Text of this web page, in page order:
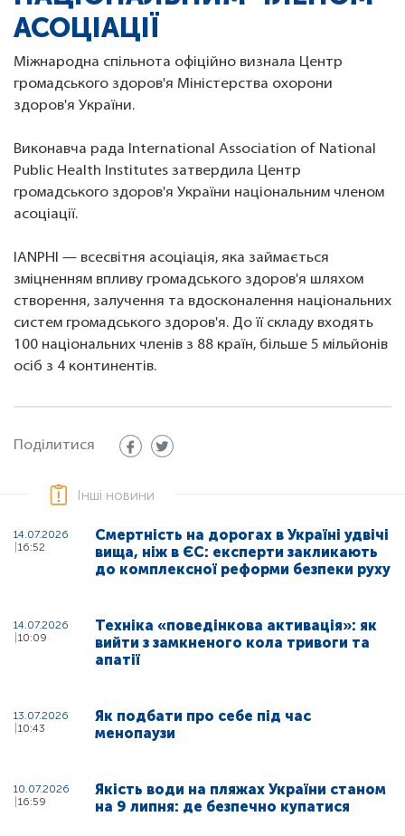
АСОЦІАЦІЇ
Міжнародна спільнота офіційно визнала Центр
громадського здоров'я Міністерства охорони
здоров'я України.
Виконавча рада International Association of National
Public Health Institutes затвердила Центр
громадського здоров'я України національним членом
асоціації.
IANPHI — всесвітня асоціація, яка займається
зміцненням впливу громадського здоров'я шляхом
створення, залучення та вдосконалення національних
систем громадського здоров'я. До її складу входять
100 національних членів з 88 країн, більше 5 мільйонів
осіб з 4 континентів.
Поділитися
Інші новини
14.07.2026
16:52
Смертність на дорогах в Україні удвічі
вища, ніж в ЄС: експерти закликають
до комплексної реформи безпеки руху
14.07.2026
10:09
Техніка «поведінкова активація»: як
вийти з замкненого кола тривоги та
апатії
13.07.2026
10:43
Як подбати про себе під час
менопаузи
10.07.2026
16:59
Якість води на пляжах України станом
на 9 липня: де безпечно купатися